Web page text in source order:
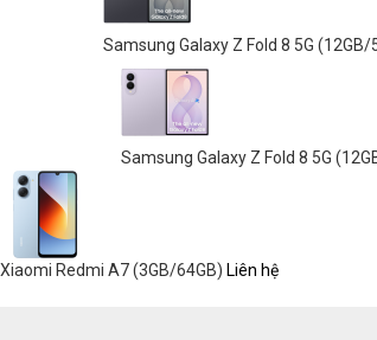
Samsung Galaxy Z Fold 8 5G (12GB/
Samsung Galaxy Z Fold 8 5G
Xiaomi Redmi A7 (3GB/64GB) Liên hệ